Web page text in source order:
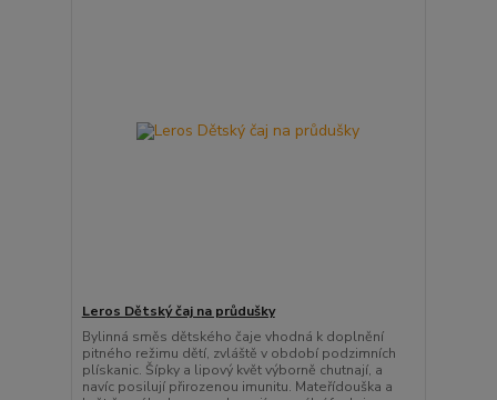
Leros Dětský čaj na průdušky
Bylinná směs dětského čaje vhodná k doplnění
pitného režimu dětí, zvláště v období podzimních
plískanic. Šípky a lipový květ výborně chutnají, a
navíc posilují přirozenou imunitu. Mateřídouška a